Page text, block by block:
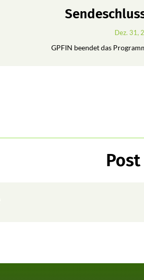
Dez. 31,
GPFIN beendet das